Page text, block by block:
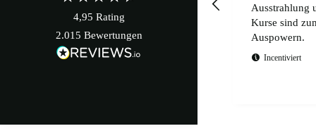
4,95 Rating
2.015 Bewertungen
Ausstrahlung
Kurse sind
Auspowern.
Incentiviert